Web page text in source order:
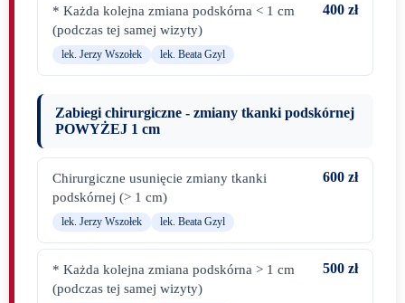
* Każda kolejna zmiana podskórna < 1 cm
(podczas tej samej wizyty)
lek. Jerzy Wszołek lek. Beata Gzyl
400 zł
Zabiegi chirurgiczne - zmiany tkanki podskórnej
POWYŻEJ 1 cm
Chirurgiczne usunięcie zmiany tkanki
podskórnej (> 1 cm)
lek. Jerzy Wszołek lek. Beata Gzyl
600 zł
* Każda kolejna zmiana podskórna > 1 cm
(podczas tej samej wizyty)
500 zł